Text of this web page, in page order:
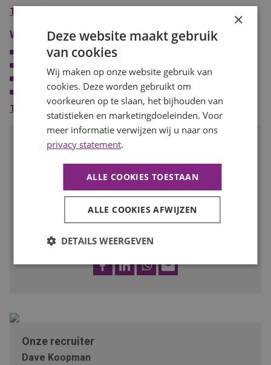
Beschikt over goede communicatieve vaardigheden;
Toon meer
Wat wij bieden
Een fulltime functie van 40 uur;
Goede primaire en secundaire arbeidsvoorwaarden;
Doorgroeimogelijkheden;
Uitzicht op een vast dienstverband.
Toon meer
Spreekt deze baan je aan?
iemand met deze talenten!
SOLLICITEER
Onze recruiter
Dave Koopman
×
Deze website maakt gebruik
van cookies
Wij maken op onze website gebruik van
cookies. Deze worden gebruikt om
voorkeuren op te slaan, het bijhouden van
statistieken en marketingdoeleinden. Voor
meer informatie verwijzen wij u naar ons
privacy statement.
ALLE COOKIES TOESTAAN
ALLE COOKIES AFWIJZEN
DETAILS WEERGEVEN